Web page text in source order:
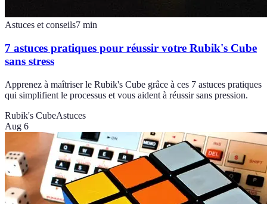
Astuces et conseils7 min
7 astuces pratiques pour réussir votre Rubik's Cube
sans stress
Apprenez à maîtriser le Rubik's Cube grâce à ces 7 astuces pratiques
qui simplifient le processus et vous aident à réussir sans pression.
Rubik's CubeAstuces
Aug 6